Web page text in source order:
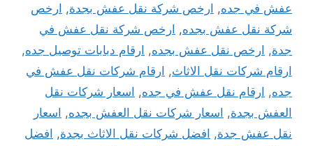
عفش في جده, ارخص شركة نقل عفش بجدة, ارخص
شركة نقل عفش بجده, ارخص شركة نقل عفش في
جدة, ارخص نقل عفش بجده, ارقام دبابات توصيل جده,
ارقام شركات نقل الاثاث, ارقام شركات نقل عفش في
جده, ارقام نقل عفش في جده, اسعار شركات نقل
العفش بجدة, اسعار شركات نقل العفش بجده, اسعار
نقل عفش جدة, افضل شركات نقل الاثاث بجدة, افضل